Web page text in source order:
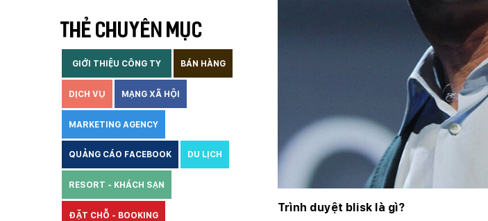
Trình duyệt blisk là gì?
THẺ CHUYÊN MỤC
GIỚI THIỆU CÔNG TY BÁN HÀNG
DỊCH VỤ MẠNG XÃ HỘI
MARKETING AGENCY
QUẢNG CÁO FACEBOOK DU LỊCH
RESORT - KHÁCH SẠN
ĐẶT CHỖ - BOOKING